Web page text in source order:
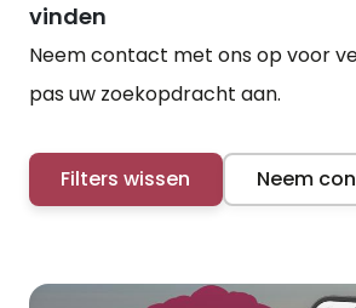
vinden
Neem contact met ons op voor
pas uw zoekopdracht aan.
Filters wissen Neem